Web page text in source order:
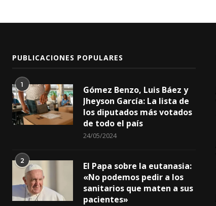
PUBLICACIONES POPULARES
1
Gómez Benzo, Luis Báez y
Jheyson García: La lista de
los diputados más votados
de todo el país
24/05/2024
2
El Papa sobre la eutanasia:
«No podemos pedir a los
sanitarios que maten a sus
pacientes»